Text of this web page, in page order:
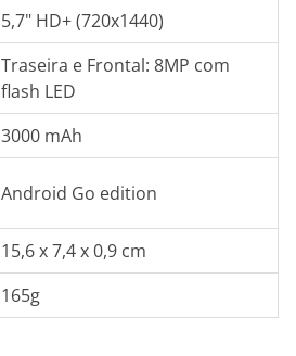
5,7" HD+ (720x1440)
Traseira e Frontal: 8MP com
flash LED
3000 mAh
Android Go edition
15,6 x 7,4 x 0,9 cm
165g